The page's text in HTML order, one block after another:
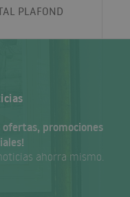
PLAFOND
promociones
ahorra mismo.